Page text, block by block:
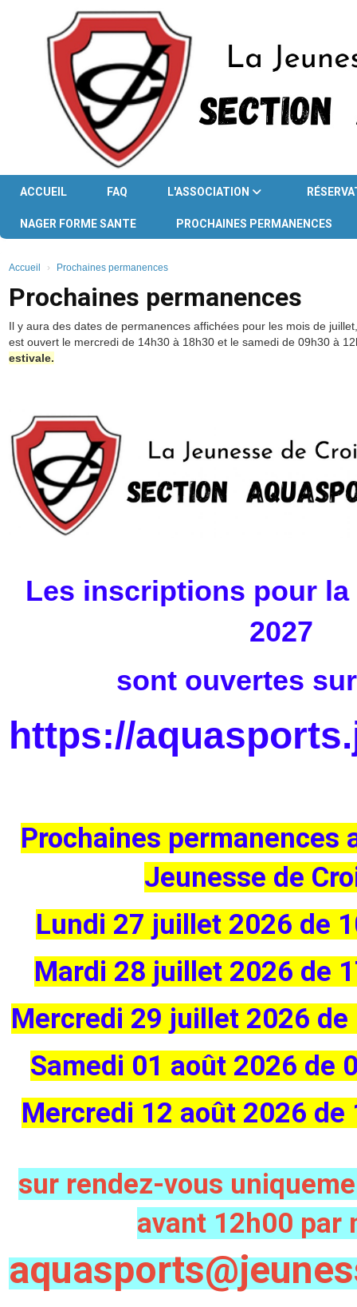
ACCUEIL FAQ L'ASSOCIATION
NAGER FORME SANTE PROCHAINES PERMANENCES
Accueil Prochaines permanences
Prochaines permanences
Il y aura des dates de permanences affichées pour les mois de
est ouvert le mercredi de 14h30 à 18h30 et le samedi de 09h30 à
estivale.
Les inscriptions pour la
2027
sont ouvertes
https://
Prochaines permanences
Jeunesse de
Lundi 27 juillet 2026 de
Mardi 28 juillet 2026 de
Mercredi 29 juillet 2026
Samedi 01 août 2026 de
Mercredi 12 août 2026 de
sur rendez-vous
avant 12h00 par
Panneau de gestion des cookies